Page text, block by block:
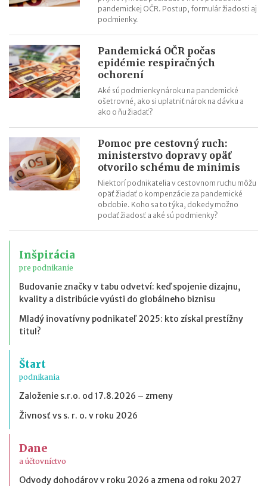
pandemickej OČR. Postup, formulár žiadosti aj
podmienky.
Pandemická OČR počas
epidémie respiračných
ochorení
Aké sú podmienky nároku na pandemické
ošetrovné, ako si uplatniť nárok na dávku a
ako o ňu žiadať?
Pomoc pre cestovný ruch:
ministerstvo dopravy opäť
otvorilo schému de minimis
Niektorí podnikatelia v cestovnom ruchu môžu
opäť žiadať o kompenzácie za pandemické
obdobie. Koho sa to týka, dokedy možno
podať žiadosť a aké sú podmienky?
Inšpirácia
pre podnikanie
Budovanie značky v tabu odvetví: keď spojenie dizajnu,
kvality a distribúcie vyústi do globálneho biznisu
Mladý inovatívny podnikateľ 2025: kto získal prestížny
titul?
Štart
podnikania
Založenie s.r.o. od 17.8.2026 – zmeny
Živnosť vs s. r. o. v roku 2026
Dane
a účtovníctvo
Odvody dohodárov v roku 2026 a zmena od roku 2027